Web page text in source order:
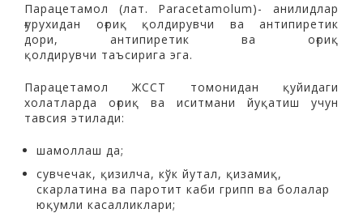
Парацетамол (лат.
Paracetamolum)- анилидлар
ғурухидан оғриқ қолдирувчи ва антипиретик
дори,
антипиретик ва оғриқ
қолдирувчи таъсирига эга.
Парацетамол ЖССТ томонидан қуйидаги
холатларда оғриқ ва иситмани йуқатиш учун
тавсия этилади:
шамоллаш да;
сувчечак, қизилча, кўк йутал, қизамиқ,
скарлатина ва паротит каби грипп ва болалар
юқумли касалликлари;